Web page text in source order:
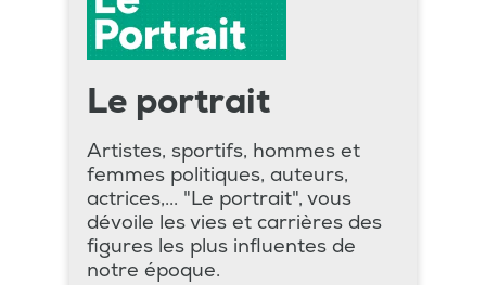
Le portrait
Artistes, sportifs, hommes et
femmes politiques, auteurs,
actrices,... "Le portrait", vous
dévoile les vies et carrières des
figures les plus influentes de
notre époque.